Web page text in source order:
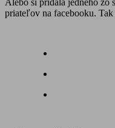
priateľov na facebooku. Tak